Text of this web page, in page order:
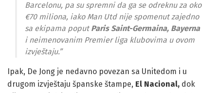
Barcelonu, pa su spremni da ga se odreknu za oko
€70 miliona, iako Man Utd nije spomenut zajedno
sa ekipama poput Paris Saint-Germaina, Bayerna
i neimenovanim Premier liga klubovima u ovom
izvještaju.”
Ipak, De Jong je nedavno povezan sa Unitedom i u
drugom izvještaju španske štampe, El Nacional, dok